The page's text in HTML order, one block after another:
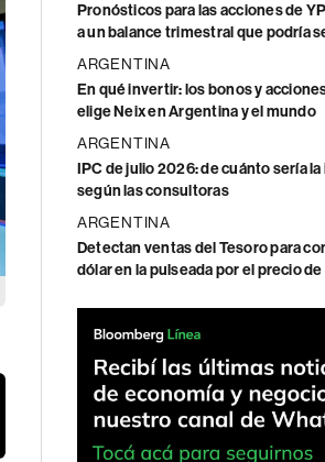
Pronósticos para las acciones de
a un balance trimestral que podría
ARGENTINA
En qué invertir: los bonos y
elige Neix en Argentina y el mundo
ARGENTINA
IPC de julio 2026: de cuánto sería
según las consultoras
ARGENTINA
Detectan ventas del Tesoro para
dólar en la pulseada por el precio